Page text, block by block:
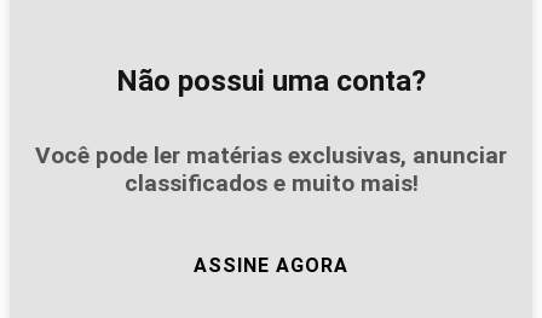
Não possui uma conta?
Você pode ler matérias exclusivas, anunciar
classificados e muito mais!
ASSINE AGORA